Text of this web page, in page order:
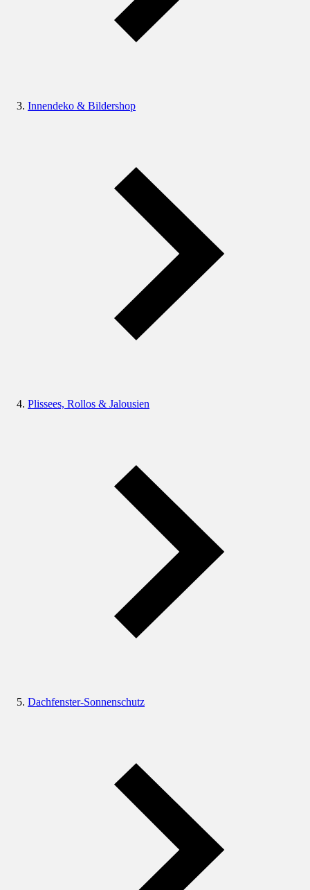
Innendeko & Bildershop
Plissees, Rollos & Jalousien
Dachfenster-Sonnenschutz